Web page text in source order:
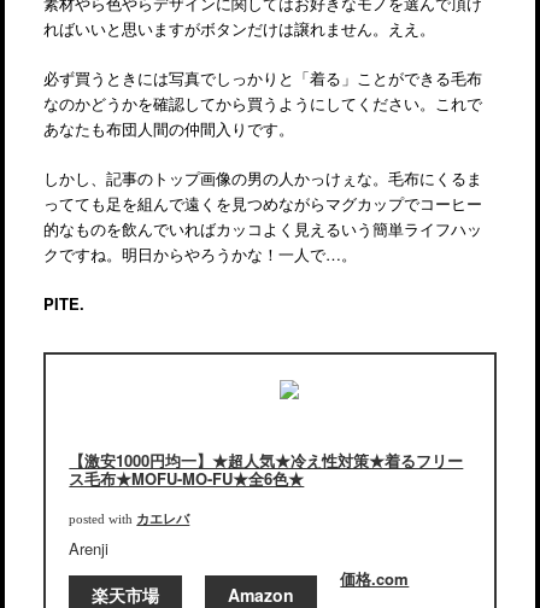
ればいいと思いますがボタンだけは譲れません。ええ。
必ず買うときには写真でしっかりと「着る」ことができる毛布
なのかどうかを確認してから買うようにしてください。これで
あなたも布団人間の仲間入りです。
しかし、記事のトップ画像の男の人かっけぇな。毛布にくるま
ってても足を組んで遠くを見つめながらマグカップでコーヒー
的なものを飲んでいればカッコよく見えるいう簡単ライフハッ
クですね。明日からやろうかな！一人で…。
PITE.
【激安1000円均一】★超人気★冷え性対策★着るフリー
ス毛布★MOFU-MO-FU★全6色★
posted with カエレバ
Arenji
楽天市場 Amazon
価格.com